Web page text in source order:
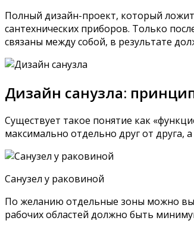
Полный дизайн-проект, который
сантехнических приборов. Только
связаны между собой, в результате
Дизайн санузла:
Существует такое понятие как
максимально отдельно друг от друга,
Санузел у раковиной
По желанию отдельные зоны можно
рабочих областей должно быть